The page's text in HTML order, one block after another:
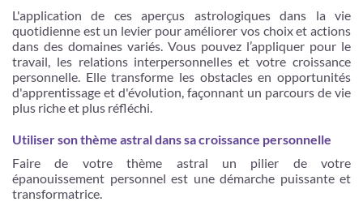
L'application de ces aperçus astrologiques dans la vie
quotidienne est un levier pour améliorer vos choix et actions
dans des domaines variés. Vous pouvez l’appliquer pour le
travail, les relations interpersonnelles et votre croissance
personnelle. Elle transforme les obstacles en opportunités
d'apprentissage et d'évolution, façonnant un parcours de vie
plus riche et plus réfléchi.
Utiliser son thème astral dans sa croissance personnelle
Faire de votre thème astral un pilier de votre
épanouissement personnel est une démarche puissante et
transformatrice.